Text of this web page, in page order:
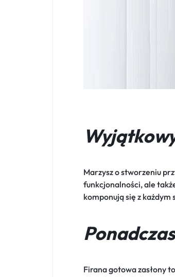
Marzysz o stworzeniu
funkcjonalności, ale
komponują się z
Firana gotowa zasłony